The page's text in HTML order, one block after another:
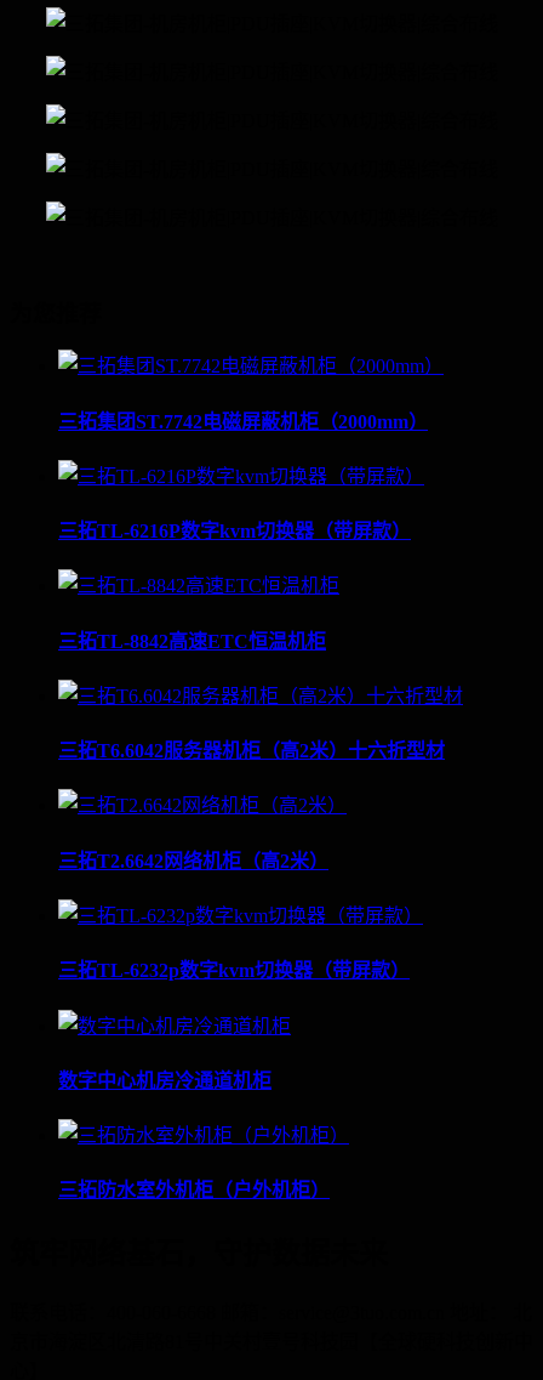
三拓集团ST.7742电磁屏蔽机柜（2000mm）
三拓TL-6216P数字kvm切换器（带屏款）
三拓TL-8842高速ETC恒温机柜
三拓T6.6042服务器机柜（高2米）十六折型材
三拓T2.6642网络机柜（高2米）
三拓TL-6232p数字kvm切换器（带屏款）
数字中心机房冷通道机柜
三拓防水室外机柜（户外机柜）